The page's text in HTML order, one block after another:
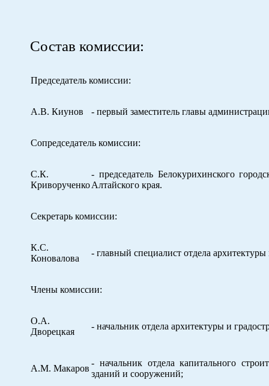
Состав комиссии:
Председатель комиссии:
А.В. Киунов - первый заместитель главы
Сопредседатель комиссии:
С.К.
Криворученко
- председатель Белокурихинского
Алтайского края.
Секретарь комиссии:
К.С.
Коновалова
- главный специалист отдела архитектуры
Члены комиссии:
О.А.
Дворецкая
- начальник отдела архитектуры и
А.М. Макаров
- начальник отдела капитального
зданий и сооружений;